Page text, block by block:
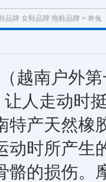
品牌 女鞋品牌 拖鞋品牌 > 奔兔
越南户外
人走动时
特产天然橡
动时所产生
骼的损伤。